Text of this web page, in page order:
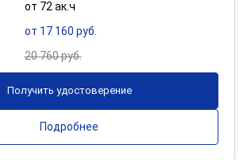
от 72 ак.ч
от 17 160 руб.
20 760 руб.
Получить удостоверение
Подробнее